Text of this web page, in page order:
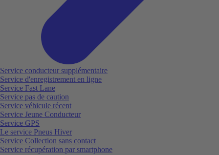
Service conducteur supplémentaire
Service d'enregistrement en ligne
Service Fast Lane
Service pas de caution
Service véhicule récent
Service Jeune Conducteur
Service GPS
Le service Pneus Hiver
Service Collection sans contact
Service récupération par smartphone